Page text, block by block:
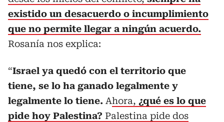
existido un desacuerdo o incumplimiento
que no permite llegar a ningún acuerdo.
Rosanía nos explica:
“Israel ya quedó con el territorio que
tiene, se lo ha ganado legalmente y
legalmente lo tiene. Ahora, ¿qué es lo que
pide hoy Palestina? Palestina pide dos